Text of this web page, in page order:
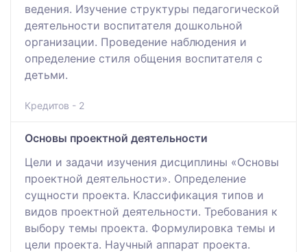
ведения. Изучение структуры педагогической
деятельности воспитателя дошкольной
организации. Проведение наблюдения и
определение стиля общения воспитателя с
детьми.
Кредитов - 2
Основы проектной деятельности
Цели и задачи изучения дисциплины «Основы
проектной деятельности». Определение
сущности проекта. Классификация типов и
видов проектной деятельности. Требования к
выбору темы проекта. Формулировка темы и
цели проекта. Научный аппарат проекта.